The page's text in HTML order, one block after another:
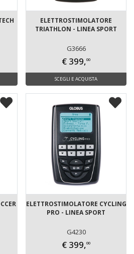
ELETTROSTIMOLATORE
TRIATHLON - LINEA SPORT
G3666
€ 399,00
SCEGLI E ACQUISTA
ELETTROSTIMOLATORE CYCLING
PRO - LINEA SPORT
G4230
€ 399,00